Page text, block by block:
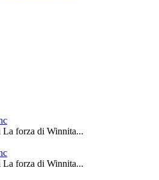
La forza di Winnita...
La forza di Winnita...